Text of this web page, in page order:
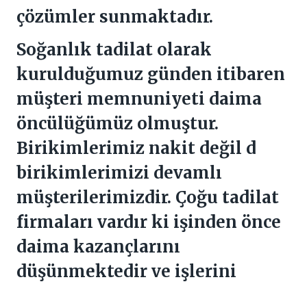
çözümler sunmaktadır.
Soğanlık tadilat olarak
kurulduğumuz günden itibaren
müşteri memnuniyeti daima
öncülüğümüz olmuştur.
Birikimlerimiz nakit değil d
birikimlerimizi devamlı
müşterilerimizdir. Çoğu tadilat
firmaları vardır ki işinden önce
daima kazançlarını
düşünmektedir ve işlerini